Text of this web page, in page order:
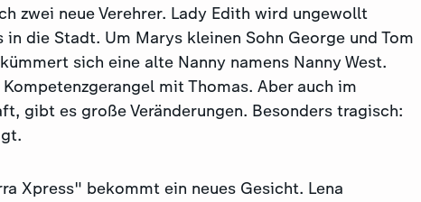
zwei neue Verehrer. Lady Edith wird ungewollt
in die Stadt. Um Marys kleinen Sohn George und Tom
sich eine alte Nanny namens Nanny West.
mit Thomas. Aber auch im
gibt es große Veränderungen. Besonders tragisch:
Xpress" bekommt ein neues Gesicht. Lena